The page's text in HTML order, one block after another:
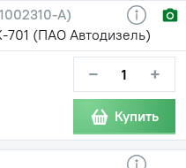
А)
(ПАО Автодизель)
− +
Купить